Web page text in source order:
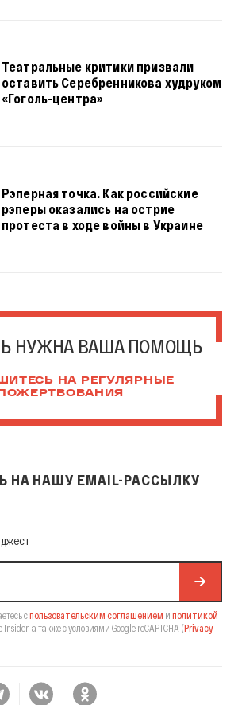
Театральные критики призвали
оставить Серебренникова худруком
«Гоголь-центра»
Рэперная точка. Как российские
рэперы оказались на острие
протеста в ходе войны в Украине
НУЖНА ВАША ПОМОЩЬ
НА РЕГУЛЯРНЫЕ
ПОЖЕРТВОВАНИЯ
НА НАШУ EMAIL-РАССЫЛКУ
Email-рассылку
спользовательским соглашением и политикой
Insider, а также с условиями Google reCAPTCHA (Privacy